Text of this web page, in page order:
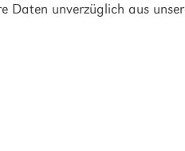
Daten unverzüglich aus